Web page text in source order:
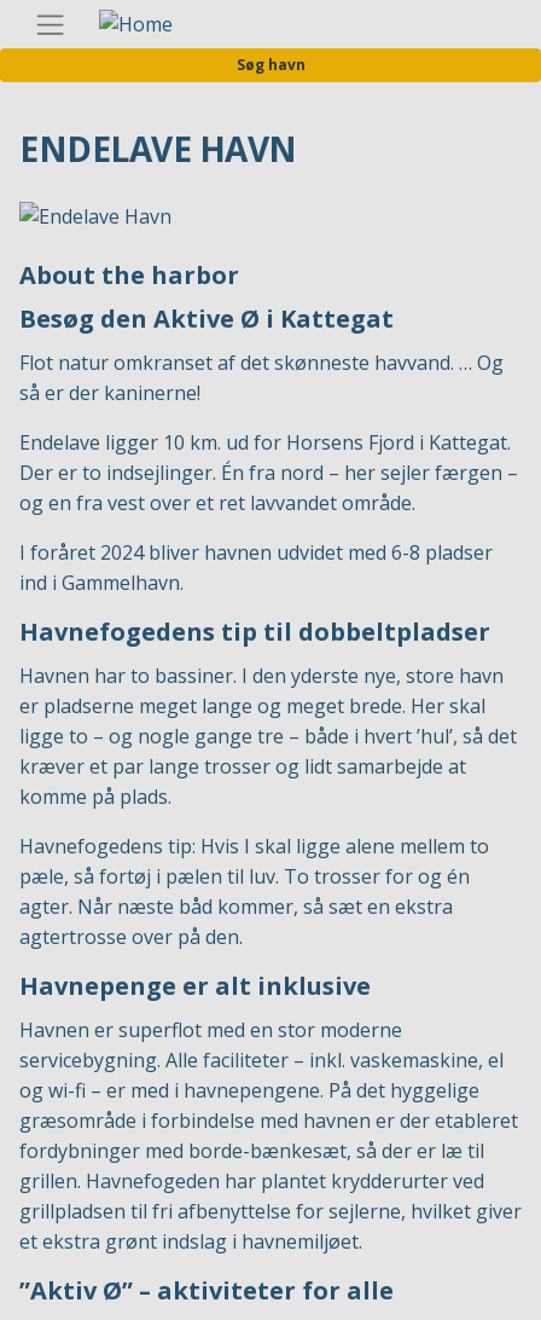
til
hovedindhold
Søg havn
ENDELAVE HAVN
About the harbor
Besøg den Aktive Ø i Kattegat
Flot natur omkranset af det skønneste havvand. … Og
så er der kaninerne!
Endelave ligger 10 km. ud for Horsens Fjord i Kattegat.
Der er to indsejlinger. Én fra nord – her sejler færgen –
og en fra vest over et ret lavvandet område.
I foråret 2024 bliver havnen udvidet med 6-8 pladser
ind i Gammelhavn.
Havnefogedens tip til dobbeltpladser
Havnen har to bassiner. I den yderste nye, store havn
er pladserne meget lange og meget brede. Her skal
ligge to – og nogle gange tre – både i hvert ’hul’, så det
kræver et par lange trosser og lidt samarbejde at
komme på plads.
Havnefogedens tip: Hvis I skal ligge alene mellem to
pæle, så fortøj i pælen til luv. To trosser for og én
agter. Når næste båd kommer, så sæt en ekstra
agtertrosse over på den.
Havnepenge er alt inklusive
Havnen er superflot med en stor moderne
servicebygning. Alle faciliteter – inkl. vaskemaskine, el
og wi-fi – er med i havnepengene. På det hyggelige
græsområde i forbindelse med havnen er der etableret
fordybninger med borde-bænkesæt, så der er læ til
grillen. Havnefogeden har plantet krydderurter ved
grillpladsen til fri afbenyttelse for sejlerne, hvilket giver
et ekstra grønt indslag i havnemiljøet.
”Aktiv Ø” – aktiviteter for alle